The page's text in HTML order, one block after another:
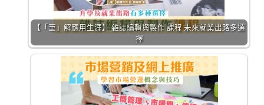
【「筆」解應用生涯】 雜誌編輯與製作 課程 未來就業出路多選
擇